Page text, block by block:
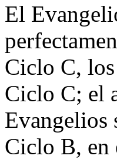
El
Ciclo C, los
Ciclo C; el
Evangelios
Ciclo B, en